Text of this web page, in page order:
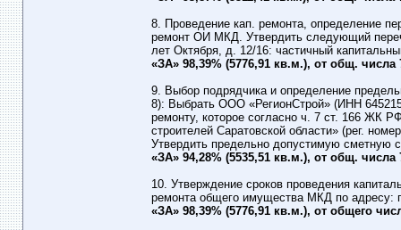
8. Проведение кап. ремонта, определение
ремонт ОИ МКД. Утвердить следующий
лет Октября, д. 12/16: частичный
«ЗА» 98,39% (5776,91 кв.м.), от общ. числа
9. Выбор подрядчика и определение
8): Выбрать ООО «РегионСтрой» (ИНН
ремонту, которое согласно ч. 7 ст. 166 ЖК
строителей Саратовской области» (рег.
Утвердить предельно допустимую сметную
«ЗА» 94,28% (5535,51 кв.м.), от общ. числа
10. Утверждение сроков проведения
ремонта общего имущества МКД по адресу:
«ЗА» 98,39% (5776,91 кв.м.), от общего